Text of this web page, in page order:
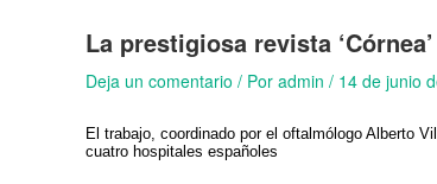
La prestigiosa revista
Deja un comentario / Por admin / 14 de junio
El trabajo, coordinado por el oftalmólogo Alberto
cuatro hospitales españoles